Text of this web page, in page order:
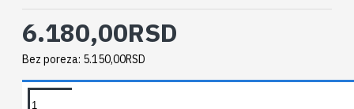
6.180,00RSD
Bez poreza: 5.150,00RSD
PEOPLE ALSO BOUGHT